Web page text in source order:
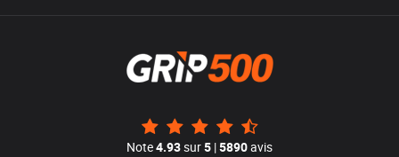
Note4.93sur5 |5890avis